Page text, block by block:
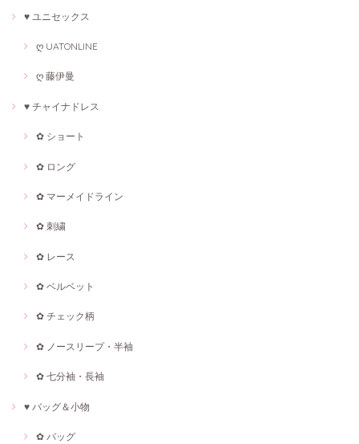
♥ ユニセックス
ღ UATONLINE
ღ 藤伊曼
♥ チャイナドレス
✿ ショート
✿ ロング
✿ マーメイドライン
✿ 刺繍
✿ レース
✿ ベルベット
✿ チェック柄
✿ ノースリープ・半袖
✿ 七分袖・長袖
♥ バッグ＆小物
✿ バッグ